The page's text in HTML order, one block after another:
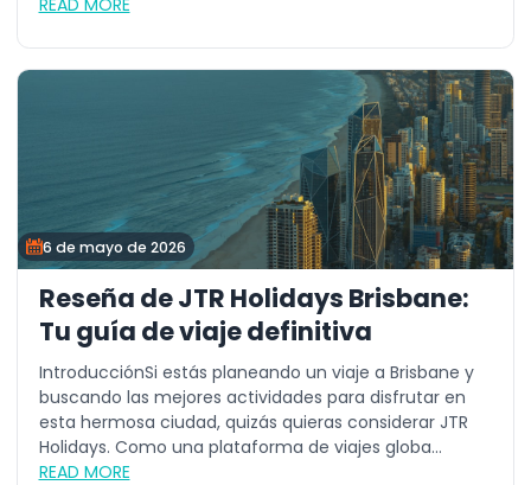
READ MORE
6 de mayo de 2026
Reseña de JTR Holidays Brisbane:
Tu guía de viaje definitiva
IntroducciónSi estás planeando un viaje a Brisbane y
buscando las mejores actividades para disfrutar en
esta hermosa ciudad, quizás quieras considerar JTR
Holidays. Como una plataforma de viajes globa...
READ MORE